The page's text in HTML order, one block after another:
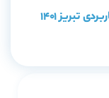
لیست رشته های دانشگاه علمی کاربردی تبریز 1401